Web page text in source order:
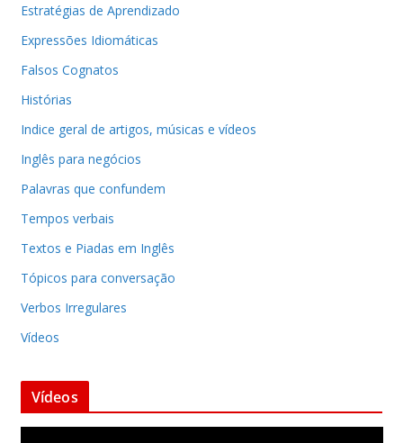
Estratégias de Aprendizado
Expressões Idiomáticas
Falsos Cognatos
Histórias
Indice geral de artigos, músicas e vídeos
Inglês para negócios
Palavras que confundem
Tempos verbais
Textos e Piadas em Inglês
Tópicos para conversação
Verbos Irregulares
Vídeos
Vídeos